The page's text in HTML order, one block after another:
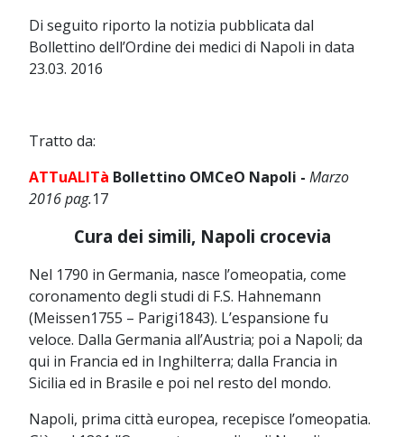
Di seguito riporto la notizia pubblicata dal
Bollettino dell’Ordine dei medici di Napoli in data
23.03. 2016
Tratto da:
ATTuALITà Bollettino OMCeO Napoli - Marzo
2016 pag.17
Cura dei simili, Napoli crocevia
Nel 1790 in Germania, nasce l’omeopatia, come
coronamento degli studi di F.S. Hahnemann
(Meissen1755 – Parigi1843). L’espansione fu
veloce. Dalla Germania all’Austria; poi a Napoli; da
qui in Francia ed in Inghilterra; dalla Francia in
Sicilia ed in Brasile e poi nel resto del mondo.
Napoli, prima città europea, recepisce l’omeopatia.